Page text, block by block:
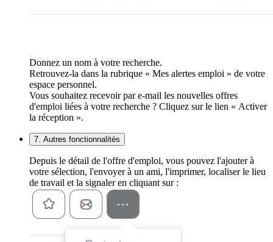
Donnez un nom à votre recherche.
Retrouvez-la dans la rubrique « Mes alertes emploi » de votre
espace personnel.
Vous souhaitez recevoir par e-mail les nouvelles offres
d'emploi liées à votre recherche ? Cliquez sur le lien « Activer
la réception ».
7. Autres fonctionnalités
Depuis le détail de l'offre d'emploi, vous pouvez l'ajouter à
votre sélection, l'envoyer à un ami, l'imprimer, localiser le lieu
de travail et la signaler en cliquant sur :